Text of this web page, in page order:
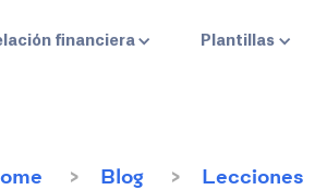
financiera Plantillas
Blog Lecciones